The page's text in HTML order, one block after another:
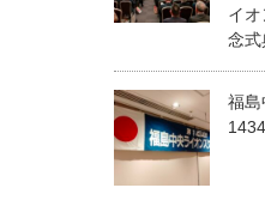
イ
念式
福島